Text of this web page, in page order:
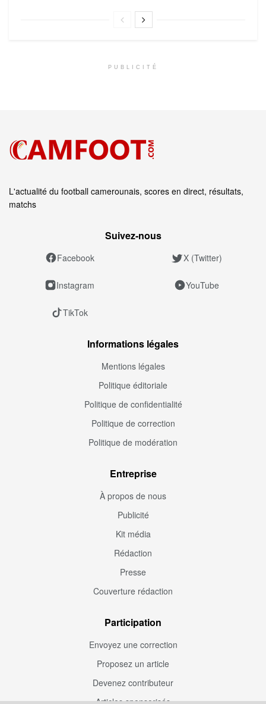
PUBLICITÉ
L'actualité du football camerounais, scores en direct, résultats,
matchs
Suivez‑nous
Facebook X (Twitter)
Instagram YouTube
TikTok
Informations légales
Mentions légales
Politique éditoriale
Politique de confidentialité
Politique de correction
Politique de modération
Entreprise
À propos de nous
Publicité
Kit média
Rédaction
Presse
Couverture rédaction
Participation
Envoyez une correction
Proposez un article
Devenez contributeur
Articles sponsorisés